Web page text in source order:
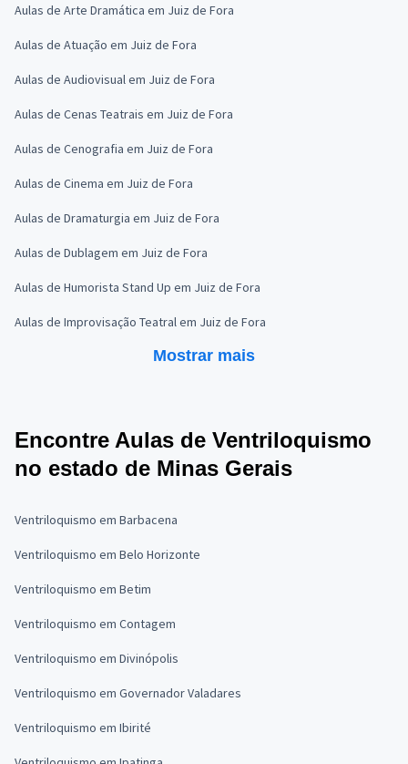
Aulas de Arte Dramática em Juiz de Fora
Aulas de Atuação em Juiz de Fora
Aulas de Audiovisual em Juiz de Fora
Aulas de Cenas Teatrais em Juiz de Fora
Aulas de Cenografia em Juiz de Fora
Aulas de Cinema em Juiz de Fora
Aulas de Dramaturgia em Juiz de Fora
Aulas de Dublagem em Juiz de Fora
Aulas de Humorista Stand Up em Juiz de Fora
Aulas de Improvisação Teatral em Juiz de Fora
Mostrar mais
Encontre Aulas de Ventriloquismo
no estado de Minas Gerais
Ventriloquismo em Barbacena
Ventriloquismo em Belo Horizonte
Ventriloquismo em Betim
Ventriloquismo em Contagem
Ventriloquismo em Divinópolis
Ventriloquismo em Governador Valadares
Ventriloquismo em Ibirité